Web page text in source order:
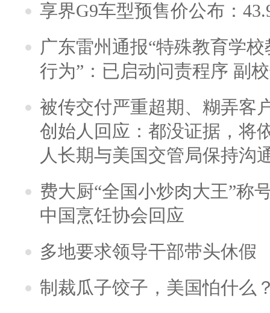
享界G9车型预售价公布：
广东雷州通报“特殊教育学
行为”：已启动问责程序 副
被传交付严重超期、糊弄客
创始人回应：都没证据，将
人长期与美国交管局保持沟
费大厨“全国小炒肉大王”称
中国烹饪协会回应
多地要求领导干部带头休假
制裁瓜子饺子，美国怕什么